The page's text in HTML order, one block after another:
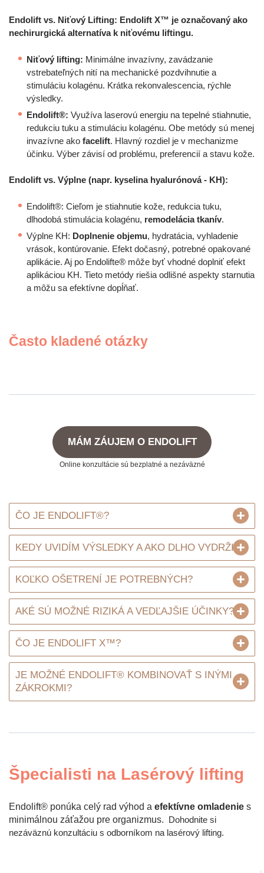
Endolift vs. Niťový Lifting: Endolift X™ je označovaný ako
nechirurgická alternatíva k niťovému liftingu.
Niťový lifting: Minimálne invazívny, zavádzanie
vstrebateľných nití na mechanické pozdvihnutie a
stimuláciu kolagénu. Krátka rekonvalescencia, rýchle
výsledky.
Endolift®: Využíva laserovú energiu na tepelné stiahnutie,
redukciu tuku a stimuláciu kolagénu. Obe metódy sú menej
invazívne ako facelift. Hlavný rozdiel je v mechanizme
účinku. Výber závisí od problému, preferencií a stavu kože.
Endolift vs. Výplne (napr. kyselina hyalurónová - KH):
Endolift®: Cieľom je stiahnutie kože, redukcia tuku,
dlhodobá stimulácia kolagénu, remodelácia tkanív.
Výplne KH: Doplnenie objemu, hydratácia, vyhladenie
vrások, kontúrovanie. Efekt dočasný, potrebné opakované
aplikácie. Aj po Endolifte® môže byť vhodné doplniť efekt
aplikáciou KH. Tieto metódy riešia odlišné aspekty starnutia
a môžu sa efektívne dopĺňať.
Často kladené otázky
MÁM ZÁUJEM O ENDOLIFT
Online konzultácie sú bezplatné a nezáväzné
ČO JE ENDOLIFT®?
KEDY UVIDÍM VÝSLEDKY A AKO DLHO VYDRŽIA?
KOĽKO OŠETRENÍ JE POTREBNÝCH?
AKÉ SÚ MOŽNÉ RIZIKÁ A VEDĽAJŠIE ÚČINKY?
ČO JE ENDOLIFT X™?
JE MOŽNÉ ENDOLIFT® KOMBINOVAŤ S INÝMI
ZÁKROKMI?
Špecialisti na Lasérový lifting
Endolift® ponúka celý rad výhod a efektívne omladenie s
minimálnou záťažou pre organizmus. Dohodnite si
nezáväznú konzultáciu s odborníkom na lasérový lifting.